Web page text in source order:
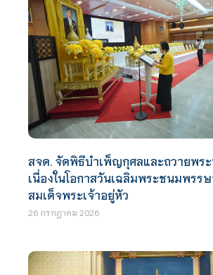
สจด. จัดพิธีบำเพ็ญกุศลและถวายพร
เนื่องในโอกาสวันเฉลิมพระชนมพรร
สมเด็จพระเจ้าอยู่หัว
26 กรกฎาคม 2026